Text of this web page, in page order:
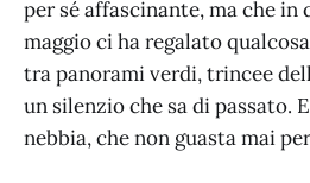
per sé affascinante, ma che in
maggio ci ha regalato
tra panorami verdi, trincee
un silenzio che sa di passato.
nebbia, che non guasta mai